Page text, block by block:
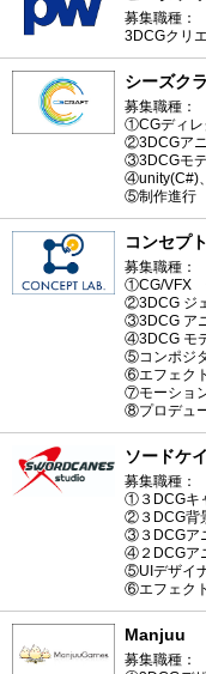
募集職種：
3DCGクリ
シーズク
募集職種：
①CGディレ
②3DCGア
③3DCGモ
④unity(C#)
⑤制作進行
コンセプ
募集職種：
①CG/VFX
②3DCG ジ
③3DCG ア
④3DCG モ
⑤コンポジ
⑥エフェク
⑦モーショ
⑧プロデュ
ソードケ
募集職種：
①３DCGキ
②３DCG背
③３DCGア
④２DCGア
⑤UIデザイ
⑥エフェクト
Manjuu
募集職種：